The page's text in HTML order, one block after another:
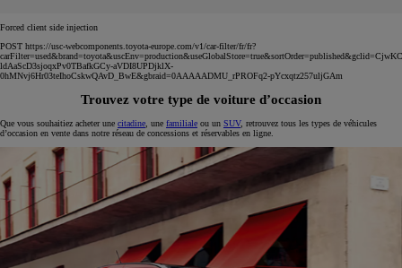
Forced client side injection
POST https://usc-webcomponents.toyota-europe.com/v1/car-filter/fr/fr?
ldAaScD3sjoqxPv0TBafkGCy-aVDI8UPDjklX-
0hMNvj6Hr03teIhoCskwQAvD_BwE&gbraid=0AAAAADMU_rPROFq2-pYcxqtz257uljGAm
Trouvez votre type de voiture d’occasion
Que vous souhaitiez acheter une citadine , une familiale ou un SUV, retrouvez tous les types de véhicules
d’occasion en vente dans notre réseau de concessions et réservables en ligne.